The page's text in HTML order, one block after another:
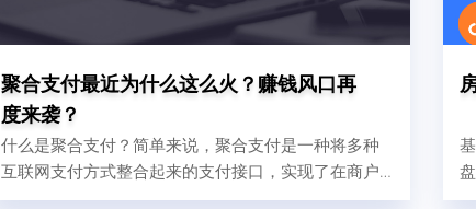
聚合支付最近为什么这么火？赚钱风口再
度来袭？
什么是聚合支付？简单来说，聚合支付是一种将多种
互联网支付方式整合起来的支付接口，实现了在商户
的收银台将各式各样的二维码集中在一起，将支付